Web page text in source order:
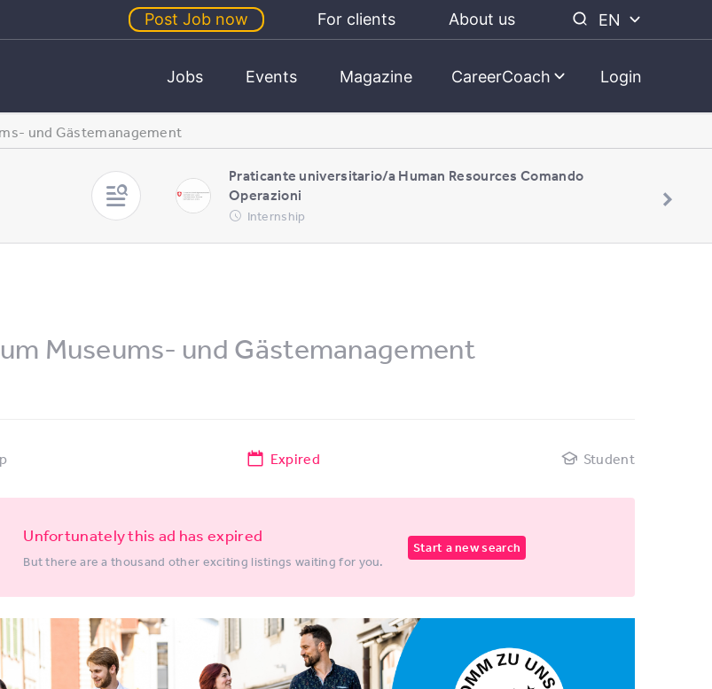
Post Job now For clients About us EN
Jobs Events Magazine CareerCoach Login
und Gästemanagement
Praticante universitario/a Human Resources Comando
Operazioni
Internship
Museums- und Gästemanagement
Expired Student
Unfortunately this ad has expired
But there are a thousand other exciting listings waiting for you.
Start a new search